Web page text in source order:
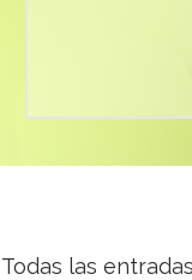
Todas las entradas